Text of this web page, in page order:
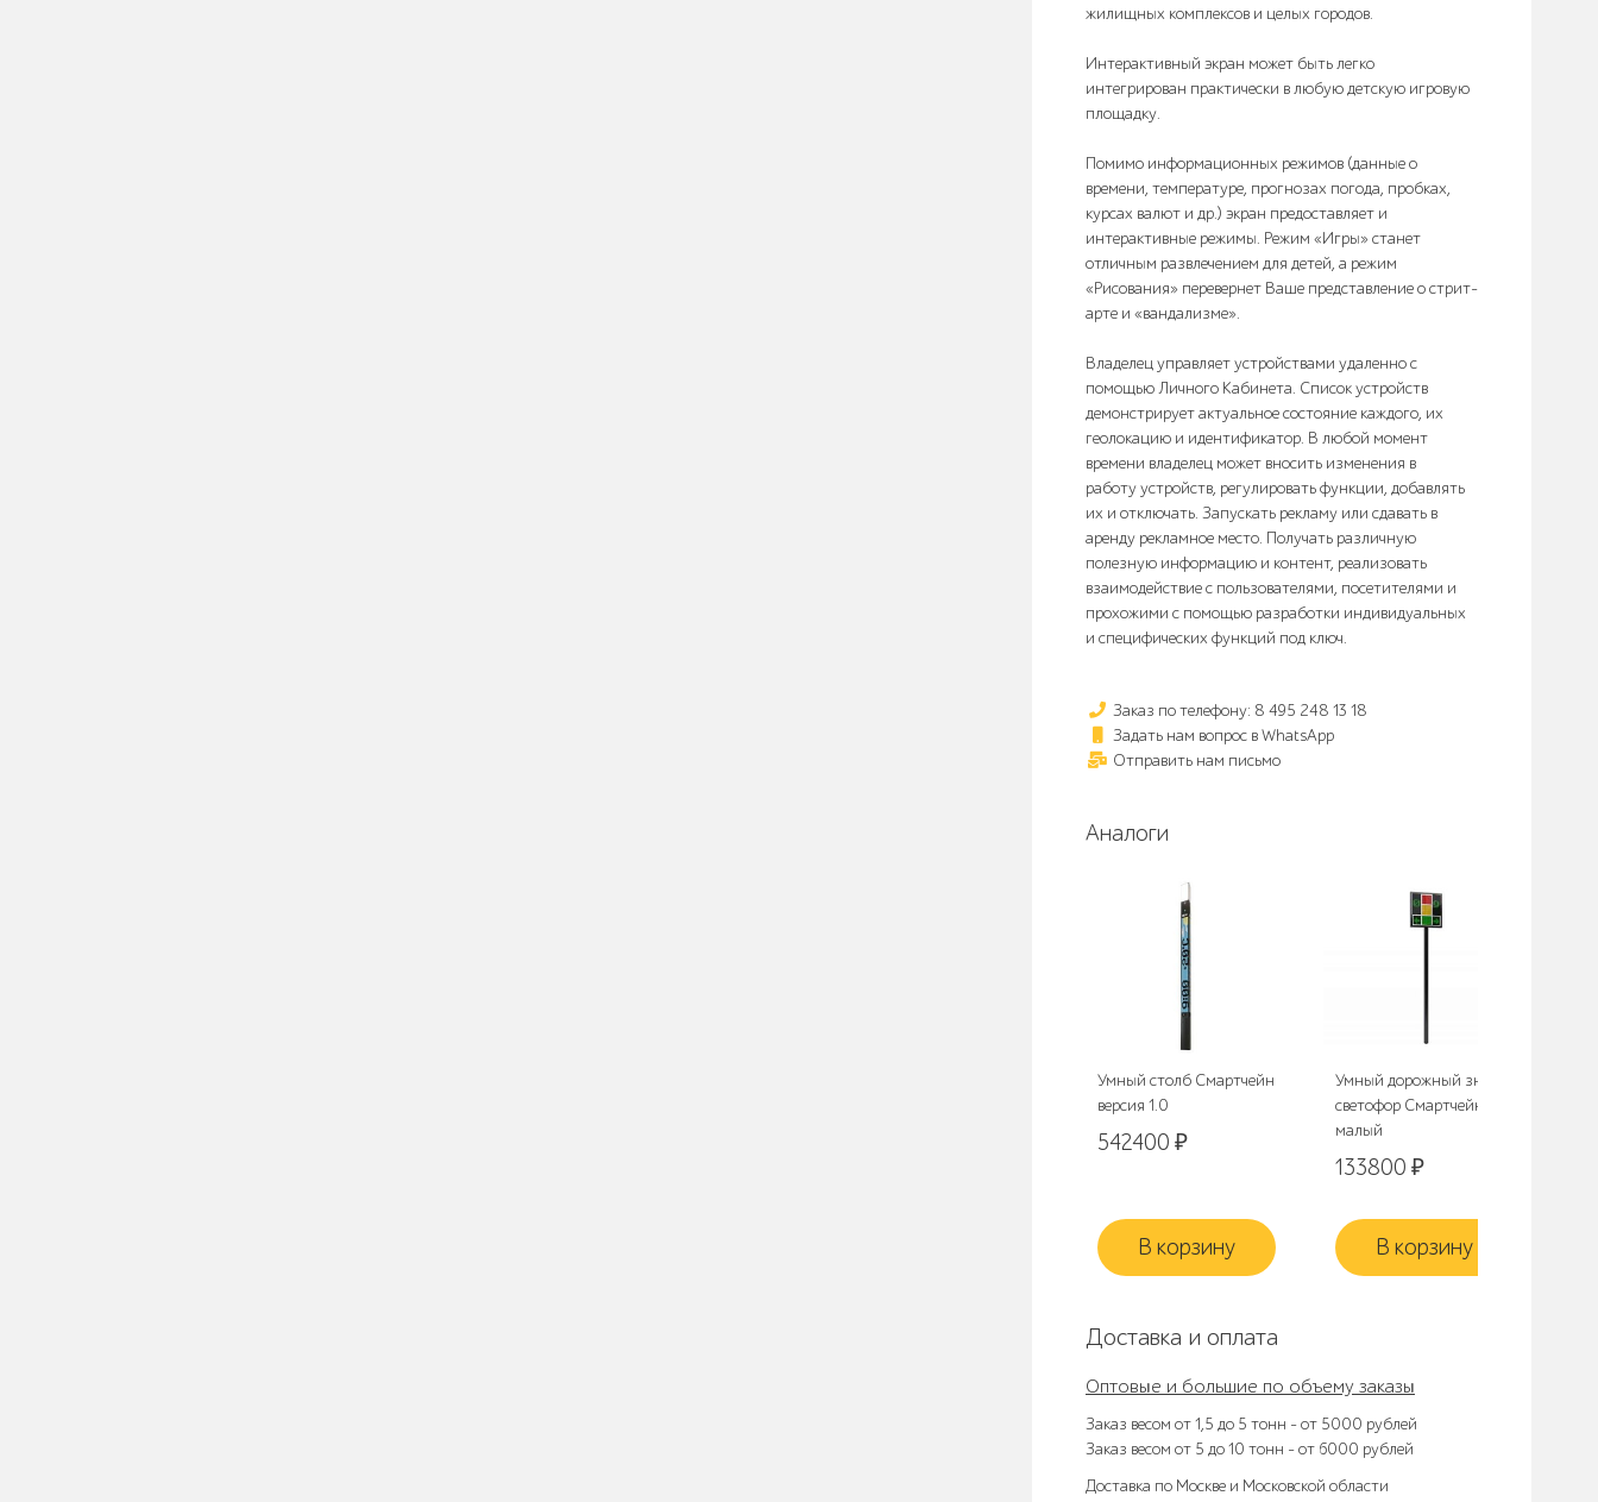
жилищных комплексов и целых городов.
Интерактивный экран может быть легко
интегрирован практически в любую детскую игровую
площадку.
Помимо информационных режимов (данные о
времени, температуре, прогнозах погода, пробках,
курсах валют и др.) экран предоставляет и
интерактивные режимы. Режим «Игры» станет
отличным развлечением для детей, а режим
«Рисования» перевернет Ваше представление о стрит-
арте и «вандализме».
Владелец управляет устройствами удаленно с
помощью Личного Кабинета. Список устройств
демонстрирует актуальное состояние каждого, их
геолокацию и идентификатор. В любой момент
времени владелец может вносить изменения в
работу устройств, регулировать функции, добавлять
их и отключать. Запускать рекламу или сдавать в
аренду рекламное место. Получать различную
полезную информацию и контент, реализовать
взаимодействие с пользователями, посетителями и
прохожими с помощью разработки индивидуальных
и специфических функций под ключ.
Заказ по телефону: 8 495 248 13 18
Задать нам вопрос в WhatsApp
Отправить нам письмо
Аналоги
Умный столб Смартчейн
версия 1.0
542400 ₽
В корзину
Умный дорожный знак-
светофор Смартчейн
малый
133800 ₽
В корзину
Доставка и оплата
Оптовые и большие по объему заказы
Заказ весом от 1,5 до 5 тонн – от 5000 рублей
Заказ весом от 5 до 10 тонн – от 6000 рублей
Доставка по Москве и Московской области